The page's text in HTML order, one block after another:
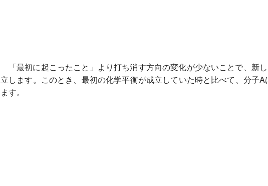
「最初に起こったこと」より打ち消す方向の変化が少ないことで、新
立します。このとき、最初の化学平衡が成立していた時と比べて、分子
ます。